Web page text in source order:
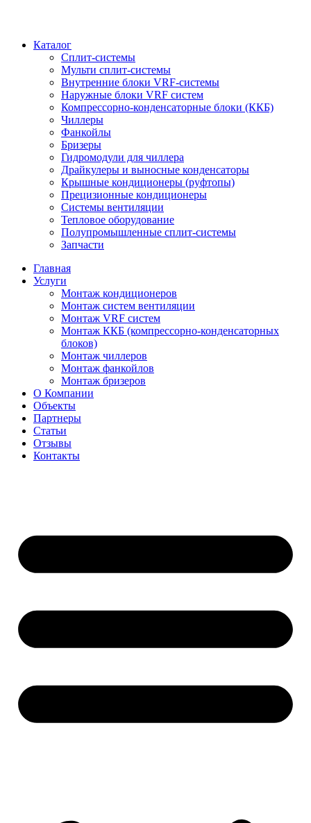
Каталог
Сплит-системы
Мульти сплит-системы
Внутренние блоки VRF-cистемы
Наружные блоки VRF cистем
Компрессорно-конденсаторные блоки (ККБ)
Чиллеры
Фанкойлы
Бризеры
Гидромодули для чиллера
Драйкулеры и выносные конденсаторы
Крышные кондиционеры (руфтопы)
Прецизионные кондиционеры
Системы вентиляции
Тепловое оборудование
Полупромышленные сплит-системы
Запчасти
Главная
Услуги
Монтаж кондиционеров
Монтаж cистем вентиляции
Монтаж VRF систем
Монтаж ККБ (компрессорно-конденсаторных
блоков)
Монтаж чиллеров
Монтаж фанкойлов
Монтаж бризеров
О Компании
Объекты
Партнеры
Статьи
Отзывы
Контакты